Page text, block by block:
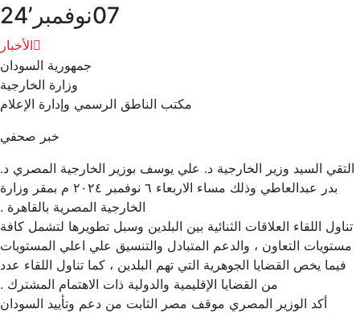
07نوفمبر’24
الأخبار
جمهورية السودان
وزارة الخارجية
مكتب الناطق الرسمي وإدارة الإعلام
خبر صحفي
السيد وزير الخارجية د. علي يوسف بوزير الخارجية المصري د.
بدر عبدالعاطي وذلك مساء الاربعاء ٦ نوفمبر ٢٠٢٤ م بمقر وزارة
الخارجية المصرية بالقاهرة .
اللقاء العلاقات الثنائية بين البلدين وسبل تطويرها لتشمل كافة
التعاون ، والدعم المتبادل والتنسيق علي اعلي المستويات
فيما يخص القضايا الجوهرية التي تهم البلدين ، كما تناول اللقاء عدد
من القضايا الإقليمية والدولية ذات الاهتمام المشترك .
أكد الوزير المصري موقف مصر الثابت من دعم وتأييد السودان